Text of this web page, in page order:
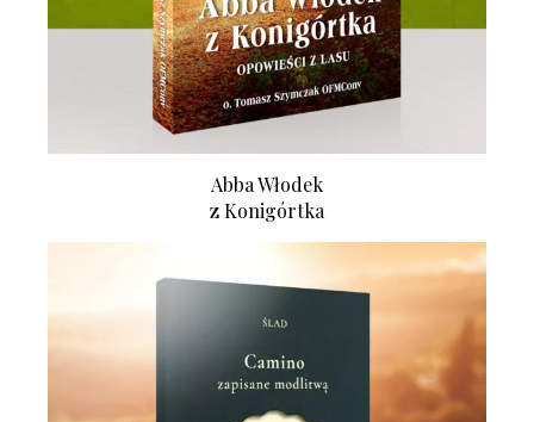
Abba Włodek
z Konigórtka